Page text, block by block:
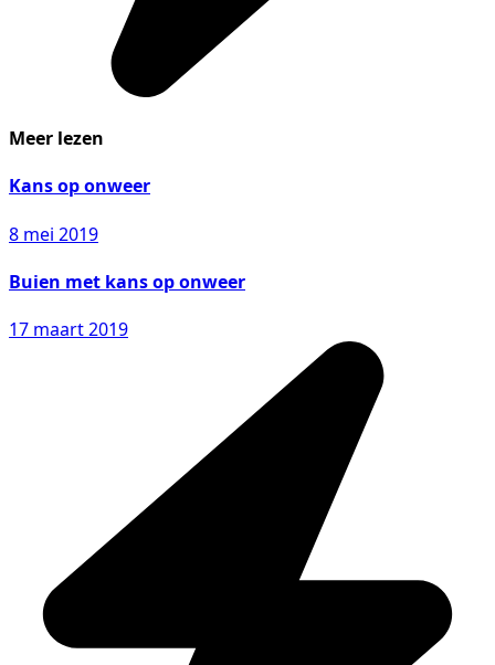
Meer lezen
Kans op onweer
8 mei 2019
Buien met kans op onweer
17 maart 2019